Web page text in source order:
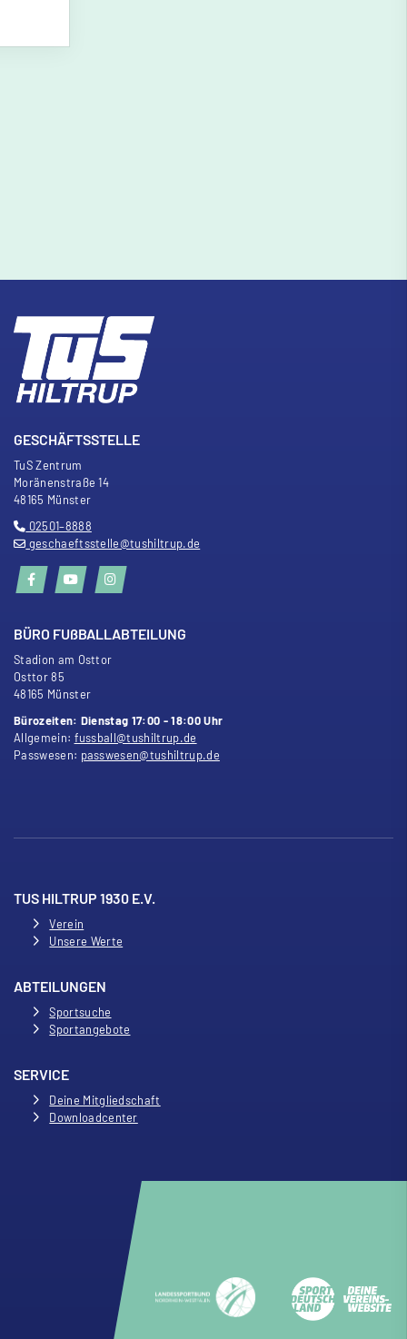
GESCHÄFTSSTELLE
TuS Zentrum
Moränenstraße 14
48165 Münster
02501–8888
geschaeftsstelle@tushiltrup.de
BÜRO FUßBALLABTEILUNG
Stadion am Osttor
Osttor 85
48165 Münster
Bürozeiten: Dienstag 17:00 - 18:00 Uhr
Allgemein: fussball@tushiltrup.de
Passwesen: passwesen@tushiltrup.de
TUS HILTRUP 1930 E.V.
Verein
Unsere Werte
ABTEILUNGEN
Sportsuche
Sportangebote
SERVICE
Deine Mitgliedschaft
Downloadcenter